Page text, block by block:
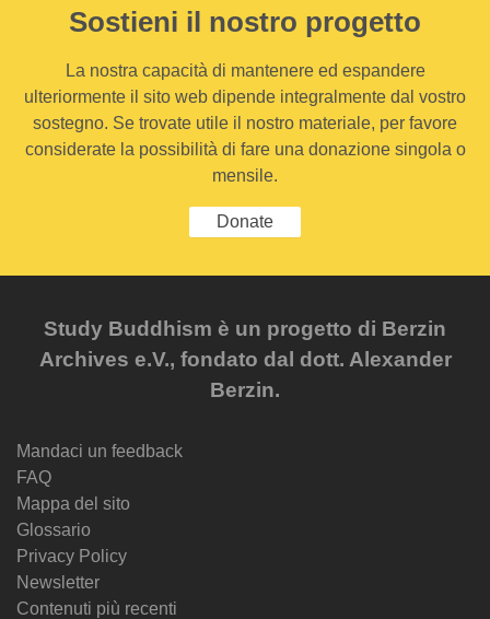
Sostieni il nostro progetto
La nostra capacità di mantenere ed espandere
ulteriormente il sito web dipende integralmente dal vostro
sostegno. Se trovate utile il nostro materiale, per favore
considerate la possibilità di fare una donazione singola o
mensile.
Donate
Study Buddhism è un progetto di Berzin
Archives e.V., fondato dal dott. Alexander
Berzin.
Mandaci un feedback
FAQ
Mappa del sito
Glossario
Privacy Policy
Newsletter
Contenuti più recenti